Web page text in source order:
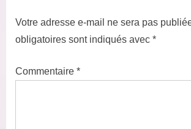
u
s
o
o
s
:
Votre adresse e-mail ne sera pas
obligatoires sont indiqués avec *
Commentaire *